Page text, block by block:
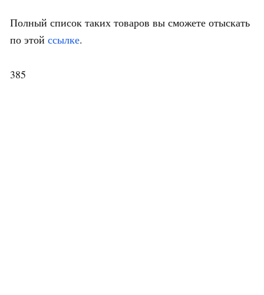
Полный список таких товаров вы сможете отыскать
по этой ссылке.
385